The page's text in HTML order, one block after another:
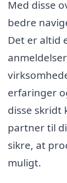
Med disse
bedre
Det er altid
erfaringer
disse skridt
partner til
sikre, at
muligt.